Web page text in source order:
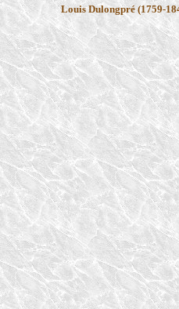
Louis Dulongpré (1759-